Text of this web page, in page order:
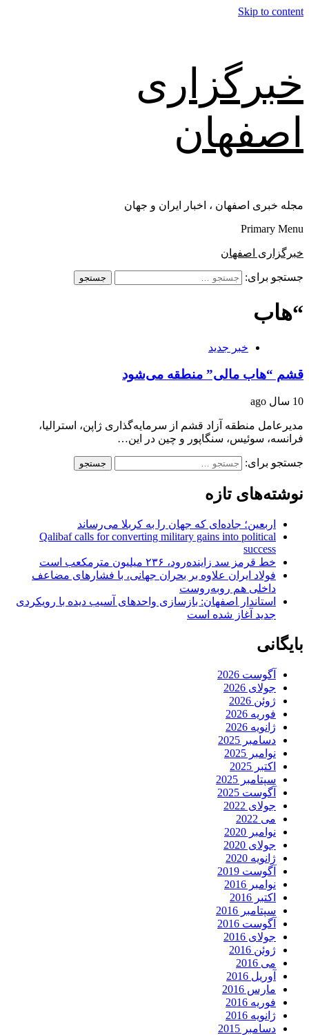
Skip to content
خبرگزاری
اصفهان
مجله خبری اصفهان ، اخبار ایران و جهان
Primary Menu
خبرگزاری اصفهان
جستجو برای:
“هاب
خبر جدید
قشم “هاب مالی” منطقه می‌شود
10 سال ago
مدیرعامل منطقه آزاد قشم از سرمایه‌گذاری ژاپن، استرالیا،
فرانسه، سوئیس، سنگاپور و چین در این…
جستجو برای:
نوشته‌های تازه
اربعین؛ جاده‌ای که جهان را به کربلا می‌رساند
Qalibaf calls for converting military gains into political
success
خط قرمز سد زاینده‌رود، ۲۳۶ میلیون مترمکعب است
فولاد ایران علاوه بر بحران جهانی، با فشارهای مضاعف
داخلی هم روبه‌روست
استاندار اصفهان: بازسازی واحدهای آسیب دیده با رویکردی
جدید آغاز شده است
بایگانی
آگوست 2026
جولای 2026
ژوئن 2026
فوریه 2026
ژانویه 2026
دسامبر 2025
نوامبر 2025
اکتبر 2025
سپتامبر 2025
آگوست 2025
جولای 2022
می 2022
نوامبر 2020
جولای 2020
ژانویه 2020
آگوست 2019
نوامبر 2016
اکتبر 2016
سپتامبر 2016
آگوست 2016
جولای 2016
ژوئن 2016
می 2016
آوریل 2016
مارس 2016
فوریه 2016
ژانویه 2016
دسامبر 2015